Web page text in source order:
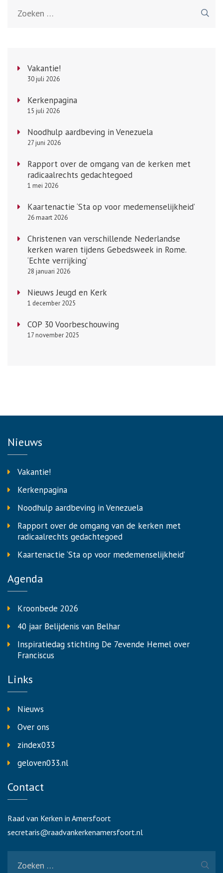
Vakantie!
30 juli 2026
Kerkenpagina
15 juli 2026
Noodhulp aardbeving in Venezuela
27 juni 2026
Rapport over de omgang van de kerken met
radicaalrechts gedachtegoed
1 mei 2026
Kaartenactie ‘Sta op voor medemenselijkheid’
26 maart 2026
Christenen van verschillende Nederlandse
kerken waren tijdens Gebedsweek in Rome.
‘Echte verrijking’
28 januari 2026
Nieuws Jeugd en Kerk
1 december 2025
COP 30 Voorbeschouwing
17 november 2025
Nieuws
Vakantie!
Kerkenpagina
Noodhulp aardbeving in Venezuela
Rapport over de omgang van de kerken met
radicaalrechts gedachtegoed
Kaartenactie ‘Sta op voor medemenselijkheid’
Agenda
Kroonbede 2026
40 jaar Belijdenis van Belhar
Inspiratiedag stichting De 7evende Hemel over
Franciscus
Links
Nieuws
Over ons
zindex033
geloven033.nl
Contact
Raad van Kerken in Amersfoort
secretaris@raadvankerkenamersfoort.nl